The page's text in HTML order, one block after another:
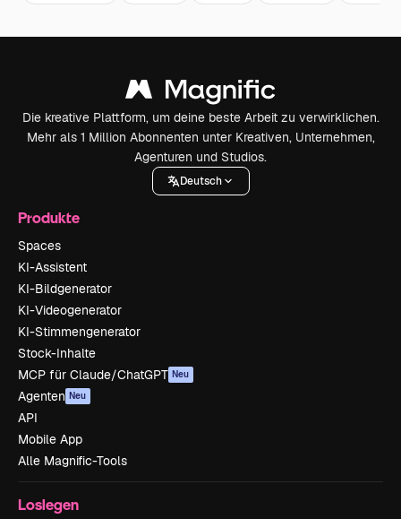
Die kreative Plattform, um deine beste Arbeit zu verwirklichen.
Mehr als 1 Million Abonnenten unter Kreativen, Unternehmen,
Agenturen und Studios.
Deutsch
Produkte
Spaces
KI-Assistent
KI-Bildgenerator
KI-Videogenerator
KI-Stimmengenerator
Stock-Inhalte
MCP für Claude/ChatGPT Neu
Agenten Neu
API
Mobile App
Alle Magnific-Tools
Loslegen